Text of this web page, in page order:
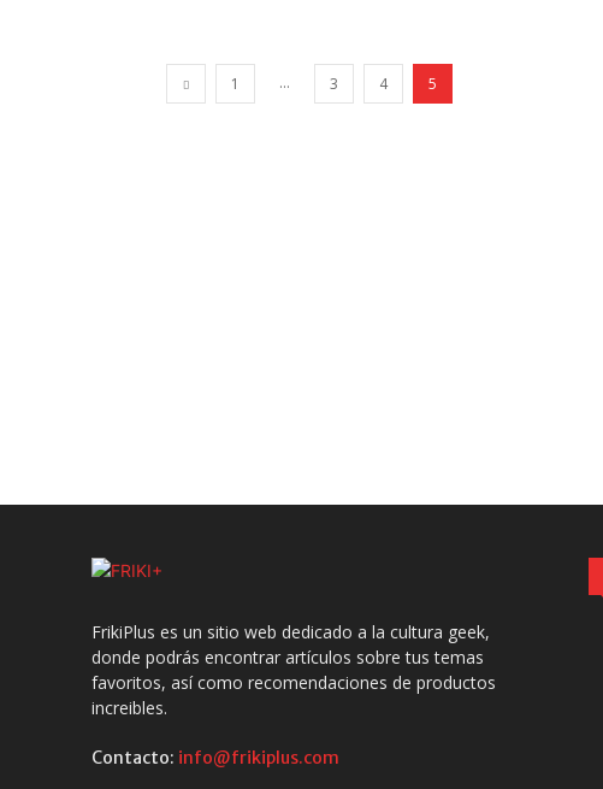
1 ... 3 4 5
FrikiPlus es un sitio web dedicado a la cultura geek,
donde podrás encontrar artículos sobre tus temas
favoritos, así como recomendaciones de productos
increibles.
Contacto: info@frikiplus.com